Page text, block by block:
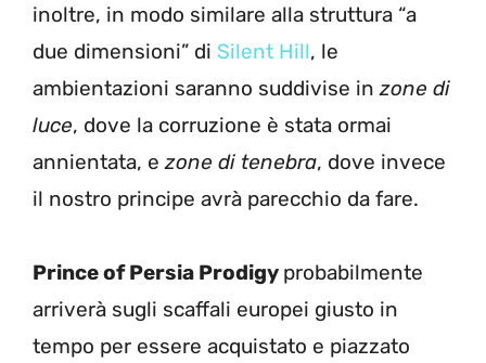
inoltre, in modo similare alla struttura “a
due dimensioni” di Silent Hill, le
ambientazioni saranno suddivise in zone di
luce, dove la corruzione è stata ormai
annientata, e zone di tenebra, dove invece
il nostro principe avrà parecchio da fare.
Prince of Persia Prodigy probabilmente
arriverà sugli scaffali europei giusto in
tempo per essere acquistato e piazzato